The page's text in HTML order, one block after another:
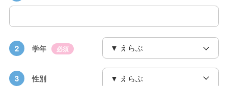
2 学年 必須
3 性別